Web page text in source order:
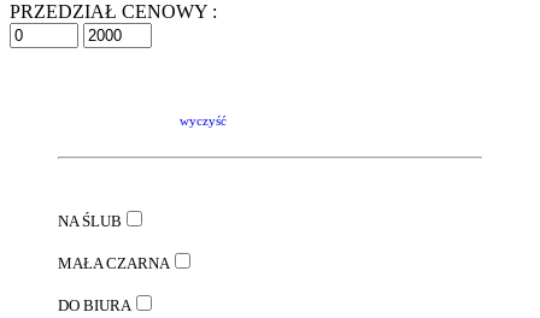
PRZEDZIAŁ CENOWY :
wyczyść
NA ŚLUB
MAŁA CZARNA
DO BIURA